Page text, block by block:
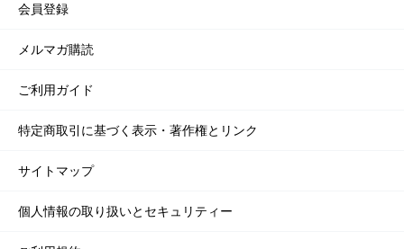
会員登録
メルマガ購読
ご利用ガイド
特定商取引に基づく表示・著作権とリンク
サイトマップ
個人情報の取り扱いとセキュリティー